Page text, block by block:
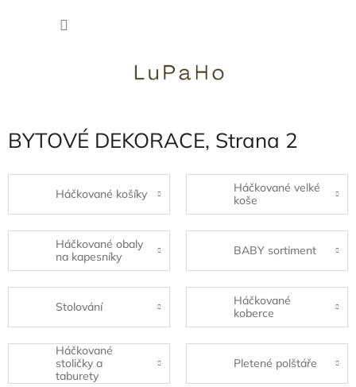
BYTOVÉ DEKORACE, Strana 2
Háčkované košíky
Háčkované velké
koše
Háčkované obaly
na kapesníky
BABY sortiment
Stolování
Háčkované
koberce
Háčkované
stoličky a
taburety
Pletené polštáře